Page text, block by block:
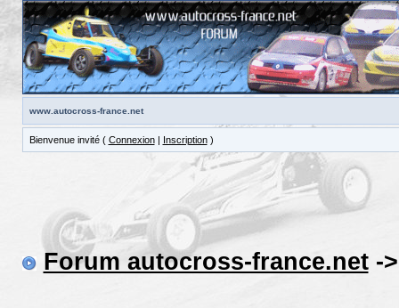
www.autocross-france.net
Bienvenue invité ( Connexion| Inscription)
Forum autocross-france.net->